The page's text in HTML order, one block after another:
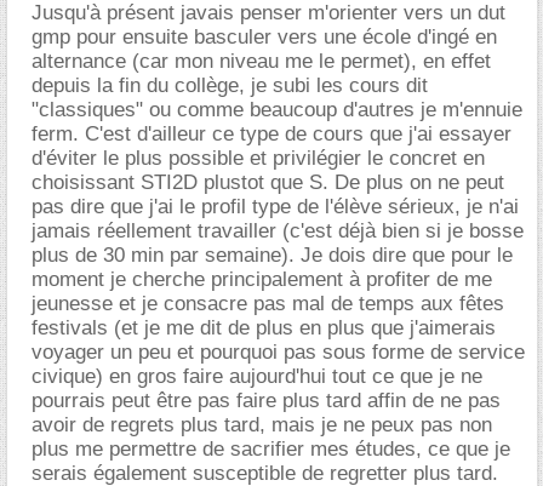
Jusqu'à présent javais penser m'orienter vers un dut
gmp pour ensuite basculer vers une école d'ingé en
alternance (car mon niveau me le permet), en effet
depuis la fin du collège, je subi les cours dit
"classiques" ou comme beaucoup d'autres je m'ennuie
ferm. C'est d'ailleur ce type de cours que j'ai essayer
d'éviter le plus possible et privilégier le concret en
choisissant STI2D plustot que S. De plus on ne peut
pas dire que j'ai le profil type de l'élève sérieux, je n'ai
jamais réellement travailler (c'est déjà bien si je bosse
plus de 30 min par semaine). Je dois dire que pour le
moment je cherche principalement à profiter de me
jeunesse et je consacre pas mal de temps aux fêtes
festivals (et je me dit de plus en plus que j'aimerais
voyager un peu et pourquoi pas sous forme de service
civique) en gros faire aujourd'hui tout ce que je ne
pourrais peut être pas faire plus tard affin de ne pas
avoir de regrets plus tard, mais je ne peux pas non
plus me permettre de sacrifier mes études, ce que je
serais également susceptible de regretter plus tard.